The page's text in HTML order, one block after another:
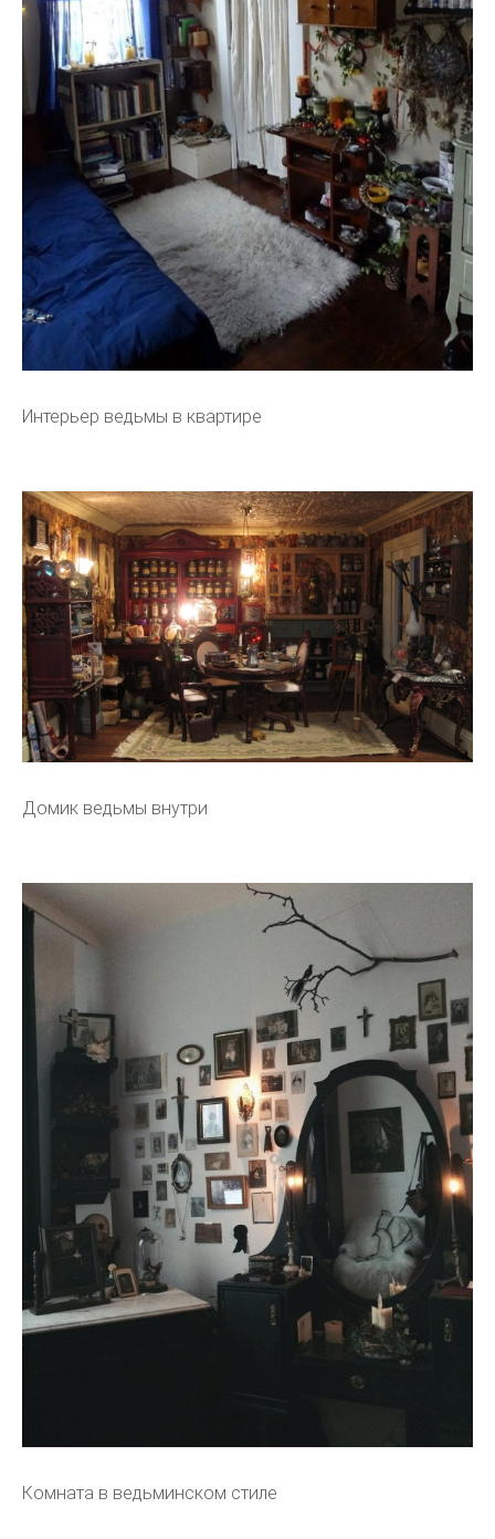
Интерьер ведьмы в квартире
Домик ведьмы внутри
Комната в ведьминском стиле